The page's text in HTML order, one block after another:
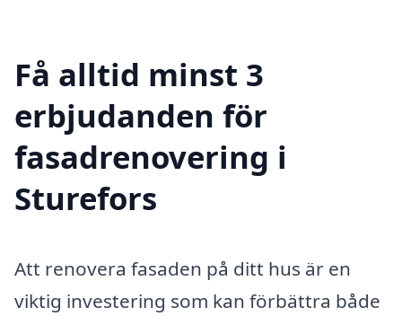
Få alltid minst 3
erbjudanden för
fasadrenovering i
Sturefors
Att renovera fasaden på ditt hus är en
viktig investering som kan förbättra både